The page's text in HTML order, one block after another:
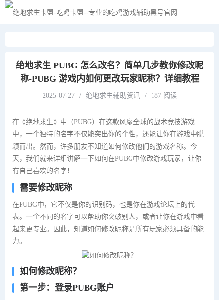
绝地求生 PUBG 怎么改名？简单几步教你修改昵
称-PUBG 游戏内如何更改玩家昵称？详细教程
2025-07-27 / 绝地求生辅助资讯 / 187 阅读
在《绝地求生》中（PUBG）在这款风靡全球的战术竞技游戏
中，一个独特的名字不仅能突出你的个性，还能让你在游戏中脱
颖而出。然而，许多朋友不知道如何修改他们的游戏名称。今
天，我们就来详细讲解一下如何在PUBG中修改游戏玩家，让你
有自己喜欢的名字！
需要修改昵称
在PUBG中，它不仅是你的识别码，也是你在游戏论坛上的代
表。一个不同的名字可以帮助你突破别人，或者让你在游戏中看
起来更专业。因此，知道如何修改昵称是所有玩家必须具备的能
力。
如何修改昵称？
第一步：登录PUBG账户